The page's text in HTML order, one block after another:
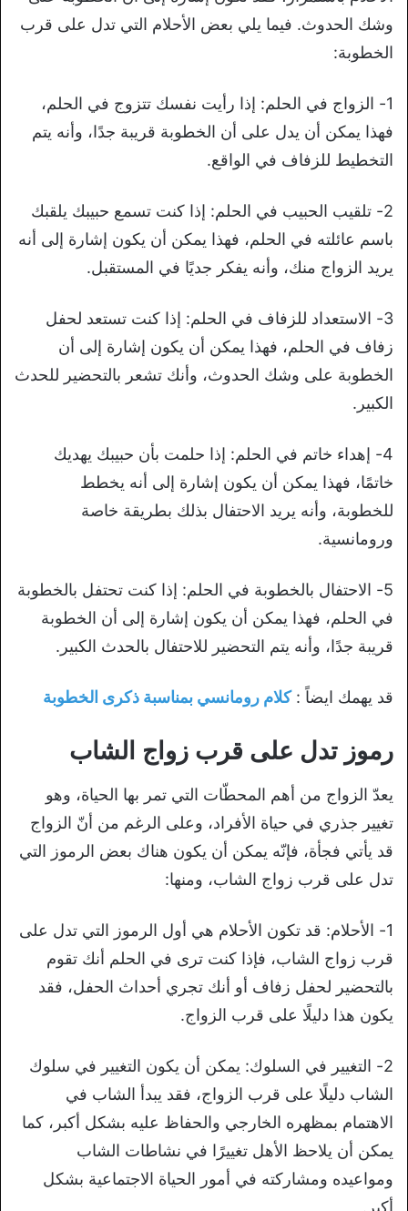
وشك الحدوث. فيما يلي بعض الأحلام التي تدل على قرب
الخطوبة:
1- الزواج في الحلم: إذا رأيت نفسك تتزوج في الحلم،
فهذا يمكن أن يدل على أن الخطوبة قريبة جدًا، وأنه يتم
التخطيط للزفاف في الواقع.
2- تلقيب الحبيب في الحلم: إذا كنت تسمع حبيبك يلقبك
باسم عائلته في الحلم، فهذا يمكن أن يكون إشارة إلى أنه
يريد الزواج منك، وأنه يفكر جديًا في المستقبل.
3- الاستعداد للزفاف في الحلم: إذا كنت تستعد لحفل
زفاف في الحلم، فهذا يمكن أن يكون إشارة إلى أن
الخطوبة على وشك الحدوث، وأنك تشعر بالتحضير للحدث
الكبير.
4- إهداء خاتم في الحلم: إذا حلمت بأن حبيبك يهديك
خاتمًا، فهذا يمكن أن يكون إشارة إلى أنه يخطط
للخطوبة، وأنه يريد الاحتفال بذلك بطريقة خاصة
ورومانسية.
5- الاحتفال بالخطوبة في الحلم: إذا كنت تحتفل بالخطوبة
في الحلم، فهذا يمكن أن يكون إشارة إلى أن الخطوبة
قريبة جدًا، وأنه يتم التحضير للاحتفال بالحدث الكبير.
قد يهمك ايضاً :كلام رومانسي بمناسبة ذكرى الخطوبة
رموز تدل على قرب زواج الشاب
يعدّ الزواج من أهم المحطّات التي تمر بها الحياة، وهو
تغيير جذري في حياة الأفراد، وعلى الرغم من أنّ الزواج
قد يأتي فجأة، فإنّه يمكن أن يكون هناك بعض الرموز التي
تدل على قرب زواج الشاب، ومنها:
1- الأحلام: قد تكون الأحلام هي أول الرموز التي تدل على
قرب زواج الشاب، فإذا كنت ترى في الحلم أنك تقوم
بالتحضير لحفل زفاف أو أنك تجري أحداث الحفل، فقد
يكون هذا دليلًا على قرب الزواج.
2- التغيير في السلوك: يمكن أن يكون التغيير في سلوك
الشاب دليلًا على قرب الزواج، فقد يبدأ الشاب في
الاهتمام بمظهره الخارجي والحفاظ عليه بشكل أكبر، كما
يمكن أن يلاحظ الأهل تغييرًا في نشاطات الشاب
ومواعيده ومشاركته في أمور الحياة الاجتماعية بشكل
أكبر.